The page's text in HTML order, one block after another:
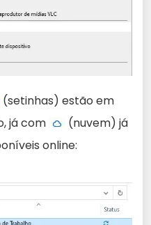
(setinhas) estão em
já com
(nuvem) já
online: